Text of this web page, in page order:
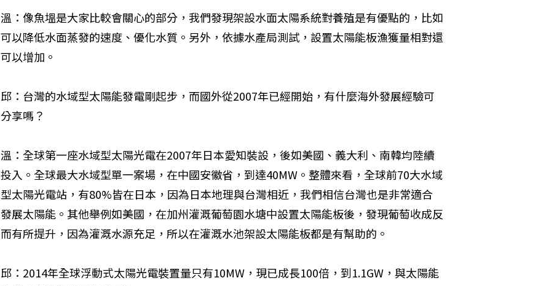
溫：像魚塭是大家比較會關心的部分，我們發現架設水面太陽系統對養殖是有優點的，比如
可以降低水面蒸發的速度、優化水質。另外，依據水產局測試，設置太陽能板漁獲量相對還
可以增加。
邱：台灣的水域型太陽能發電剛起步，而國外從2007年已經開始，有什麼海外發展經驗可
分享嗎？
溫：全球第一座水域型太陽光電在2007年日本愛知裝設，後如美國、義大利、南韓均陸續
投入。全球最大水域型單一案場，在中國安徽省，到達40MW。整體來看，全球前70大水域
型太陽光電站，有80%皆在日本，因為日本地理與台灣相近，我們相信台灣也是非常適合
發展太陽能。其他舉例如美國，在加州灌溉葡萄園水塘中設置太陽能板後，發現葡萄收成反
而有所提升，因為灌溉水源充足，所以在灌溉水池架設太陽能板都是有幫助的。
邱：2014年全球浮動式太陽光電裝置量只有10MW，現已成長100倍，到1.1GW，與太陽能